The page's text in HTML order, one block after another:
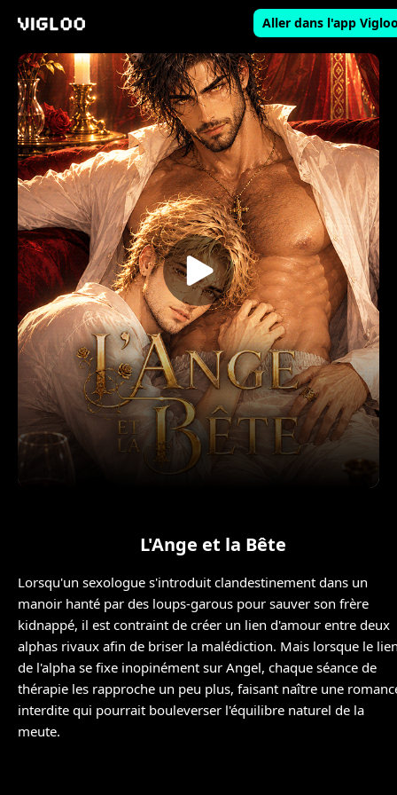
Aller dans l'app
L'Ange et la Bête
Lorsqu'un sexologue s'introduit clandestinement dans un
manoir hanté par des loups-garous pour sauver son frère
kidnappé, il est contraint de créer un lien d'amour entre deux
alphas rivaux afin de briser la malédiction. Mais lorsque le
de l'alpha se fixe inopinément sur Angel, chaque séance de
thérapie les rapproche un peu plus, faisant naître une
interdite qui pourrait bouleverser l'équilibre naturel de la
meute.